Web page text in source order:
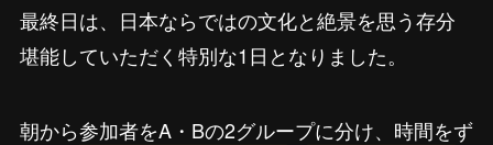
最終日は、日本ならではの文化と絶景を思う存分
堪能していただく特別な1日となりました。
朝から参加者をA・Bの2グループに分け、時間をず